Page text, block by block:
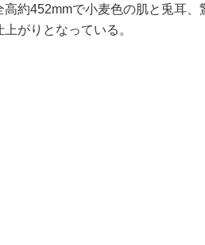
高約452mmで小麦色の肌と兎耳
がりとなっている。